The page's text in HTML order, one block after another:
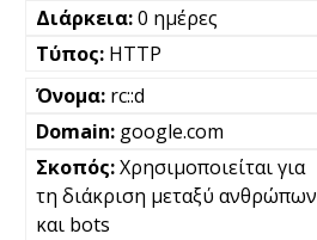
0 ημέρες
HTTP
rc::d
google.com
Χρησιμοποιείται για
τη διάκριση μεταξύ ανθρώπων
και bots